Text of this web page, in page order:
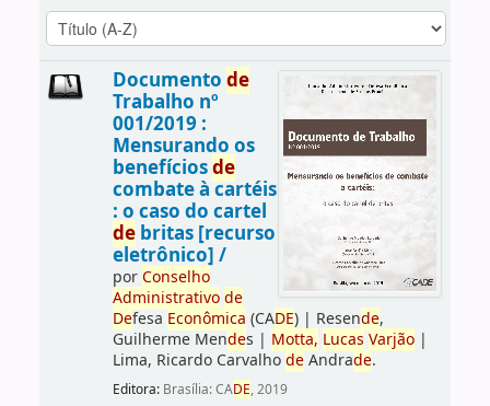
Documento de
Trabalho nº
001/2019 :
Mensurando os
benefíciosde
combate à cartéis
: o caso do cartel
debritas [recurso
eletrônico] /
porConselho
Administrativo de
Defesa Econômica (CADE)| Resende,
Guilherme Mendes | Motta, Lucas Varjão|
Lima, Ricardo CarvalhodeAndrade.
Editora: Brasília: CADE, 2019